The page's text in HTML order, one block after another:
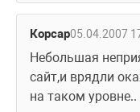
Корсар05.04.2007
Небольшая
сайт,и врядли
на таком уровне..